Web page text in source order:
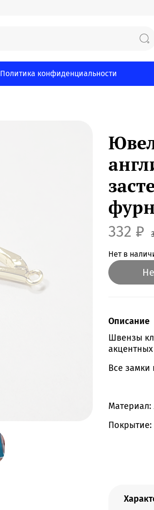
Политика конфиденциальности
332 ₽
Нет в
Описание
Швензы
Все
Материал:
Покрытие: